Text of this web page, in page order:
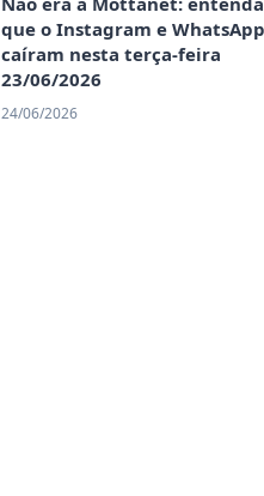
que o Instagram e WhatsApp
caíram nesta terça-feira
23/06/2026
24/06/2026